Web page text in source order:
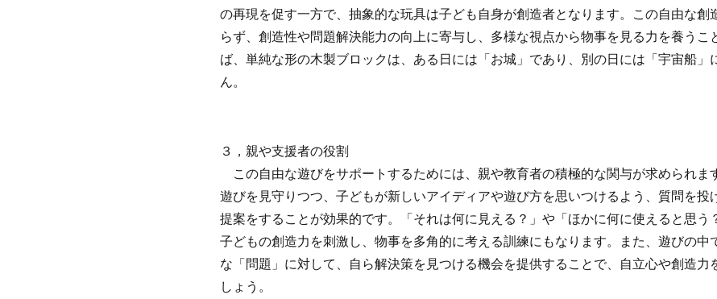
の再現を促す一方で、抽象的な玩具は子ども自身が創造者となります。この自由な創
らず、創造性や問題解決能力の向上に寄与し、多様な視点から物事を見る力を養うこ
ば、単純な形の木製ブロックは、ある日には「お城」であり、別の日には「宇宙船」
ん。
３，親や支援者の役割
この自由な遊びをサポートするためには、親や教育者の積極的な関与が求められま
遊びを見守りつつ、子どもが新しいアイディアや遊び方を思いつけるよう、質問を投
提案をすることが効果的です。「それは何に見える？」や「ほかに何に使えると思う
子どもの創造力を刺激し、物事を多角的に考える訓練にもなります。また、遊びの中
な「問題」に対して、自ら解決策を見つける機会を提供することで、自立心や創造力
しょう。